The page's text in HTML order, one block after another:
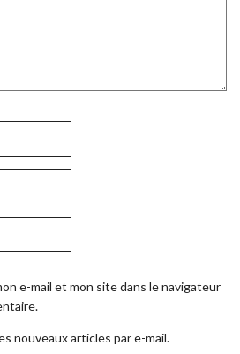
e-mail et mon site dans le navigateur
nouveaux articles par e-mail.